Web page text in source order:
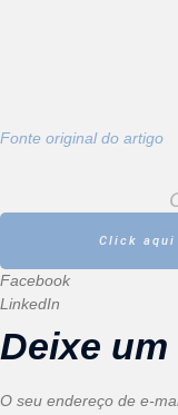
Fonte original do artigo
Click
Facebook
LinkedIn
Deixe
O seu endereço de e-